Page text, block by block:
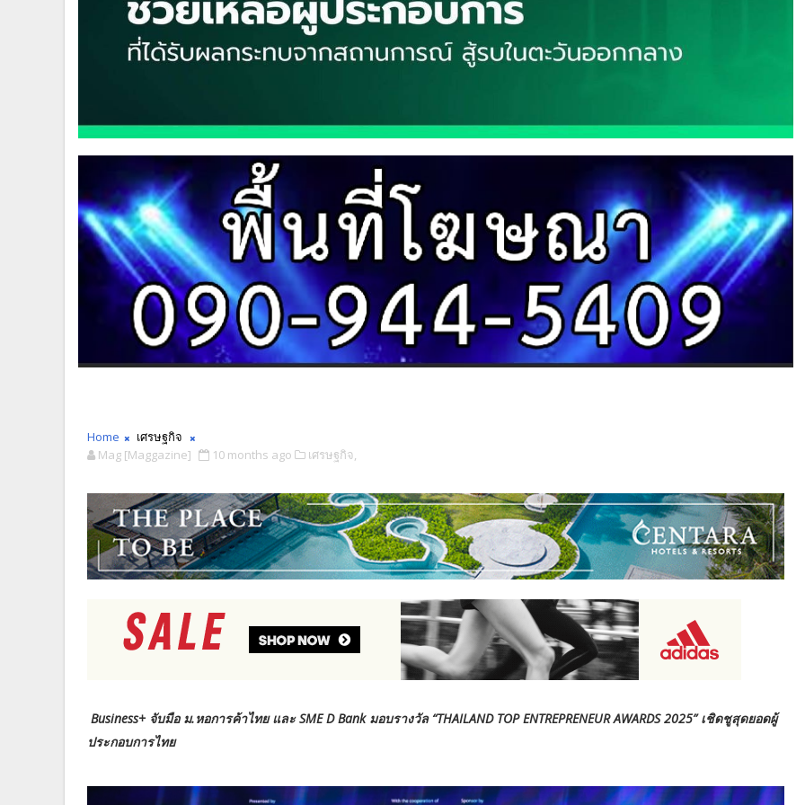
Home
เศรษฐกิจ
Mag [Maggazine]
10 months ago เศรษฐกิจ,
Business+ จับมือ ม.หอการค้าไทย และ SME D Bank มอบรางวัล “THAILAND TOP ENTREPRENEUR AWARDS 2025” เชิดชูสุดยอดผู้
ประกอบการไทย